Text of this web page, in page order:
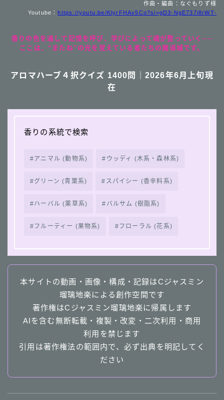
作曲・編曲：なぐもりず様
Youtube：https://youtu.be/KlyrFHAv5Co?si=gD3-NgE737i8rWT-
香りの色を通して記憶を呼び、学びによって魂が整っていく──
ここは、“またね”の光を覚えている者たちの魔導城です。
アロマハーブ４択クイズ 1400問｜2026年6月上旬現
在
香りの系統で検索
アニマル (動物系) ウッディ (木系・森林系)
グリーン (青葉系) スパイシー (香辛料系)
ハーバル (薬草系) バルサム (樹脂系)
フルーティー (果物系) フローラル (花系)
本サイトの動画・画像・構成・記録はCジャスミン
瑠璃地楽による創作空間です
著作権はCジャスミン瑠璃地楽に帰属します
AIを含む無断転載・複製・改変・二次利用・商用
利用を禁じます
引用は著作権法の範囲内で、必ず出典を明記してく
ださい